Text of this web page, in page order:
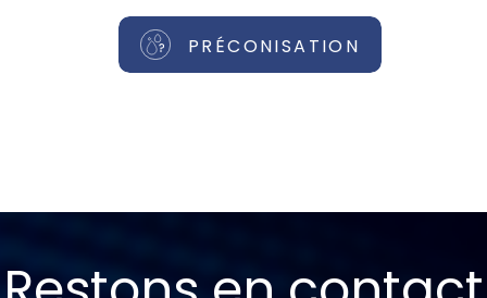
PRÉCONISATION